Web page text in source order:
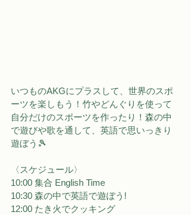
いつものAKGにプラスして、世界のスポ
ーツを楽しもう！竹やどんぐりを使って
自分だけのスポーツを作ったり！森の中
で遊びや歌を通して、英語で思いっきり
遊ぼう🎾
〈スケジュール〉
10:00 集合 English Time
10:30 森の中で英語で遊ぼう!
12:00 たき火でクッキング